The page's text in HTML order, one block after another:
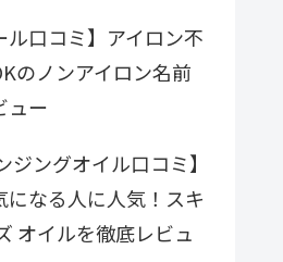
ル口コミ】アイロン不
のノンアイロン名前
ュー
ジングオイル口コミ】
なる人に人気！スキ
オイルを徹底レビュ